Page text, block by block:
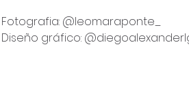
Fotografia: @leomaraponte_
Diseño gráfico: